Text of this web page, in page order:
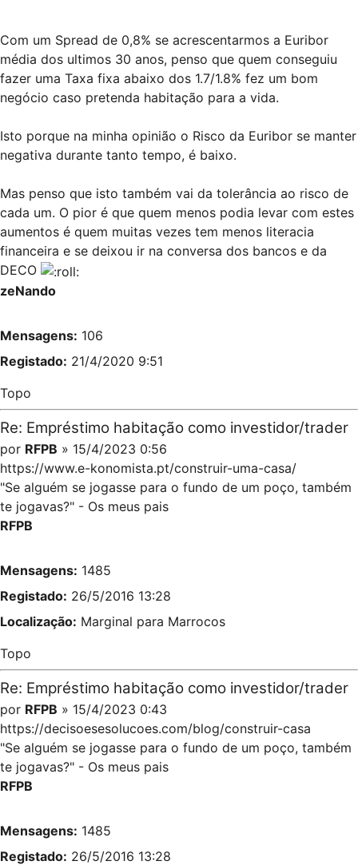
Com um Spread de 0,8% se acrescentarmos a Euribor
média dos ultimos 30 anos, penso que quem conseguiu
fazer uma Taxa fixa abaixo dos 1.7/1.8% fez um bom
negócio caso pretenda habitação para a vida.
Isto porque na minha opinião o Risco da Euribor se manter
negativa durante tanto tempo, é baixo.
Mas penso que isto também vai da tolerância ao risco de
cada um. O pior é que quem menos podia levar com estes
aumentos é quem muitas vezes tem menos literacia
financeira e se deixou ir na conversa dos bancos e da
DECO
zeNando
Mensagens: 106
Registado: 21/4/2020 9:51
Topo
Re: Empréstimo habitação como investidor/trader
por RFPB » 15/4/2023 0:56
https://www.e-konomista.pt/construir-uma-casa/
"Se alguém se jogasse para o fundo de um poço, também
te jogavas?" - Os meus pais
RFPB
Mensagens: 1485
Registado: 26/5/2016 13:28
Localização: Marginal para Marrocos
Topo
Re: Empréstimo habitação como investidor/trader
por RFPB » 15/4/2023 0:43
https://decisoesesolucoes.com/blog/construir-casa
"Se alguém se jogasse para o fundo de um poço, também
te jogavas?" - Os meus pais
RFPB
Mensagens: 1485
Registado: 26/5/2016 13:28